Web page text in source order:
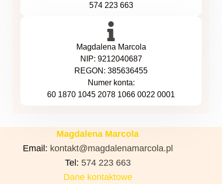
574 223 663
Magdalena Marcola
NIP: 9212040687
REGON: 385636455
Numer konta:
60 1870 1045 2078 1066 0022 0001
Magdalena Marcola
Email: kontakt@magdalenamarcola.pl
Tel: 574 223 663
Dane kontaktowe